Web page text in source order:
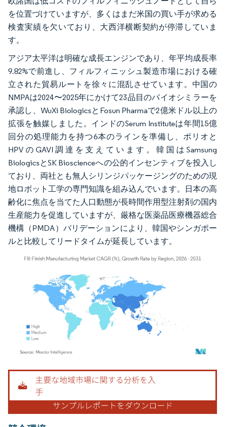
を位置づけていますが、多くはまだ米国の買い手が求める
検査実績を欠いており、大西洋横断契約が停滞していま
す。
アジア太平洋は明確な成長エンジンであり、年平均成長率
9.82%で前進し、フィルフィニッシュ製造市場における確
立された貿易ルートを徐々に混乱させています。中国の
NMPAは2024〜2025年にかけて23品目のバイオシミラーを
承認し、WuXi BiologicsとFosun Pharmaで2億米ドル以上の
拡張を触媒しました。インドのSerum Instituteは年間15億
回分の処理能力を持つ6本のラインを準備し、ポリオと
HPVのGAVI調達を支えています。韓国はSamsung
BiologicsとSK Bioscienceへの公的インセンティブを投入し
ており、両社とも無人シリンジパッケージングのための現
地ロボット工学の専門知識を組み込んでいます。日本の高
齢化に焦点を当てた人口動態が長時間作用型注射剤の国内
生産能力を促進していますが、厳格な医薬品医療機器総合
機構（PMDA）バリデーションにより、韓国やシンガポー
ルと比較してリードタイムが延長しています。
画像 © Mordor Intelligence。再利用にはCC BY 4.0の表示が必要です。